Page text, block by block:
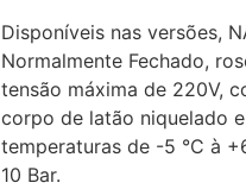
Disponíveis nas versões,
Normalmente Fechado,
tensão máxima de 220V,
corpo de latão niquelado
temperaturas de -5 °C à
10 Bar.